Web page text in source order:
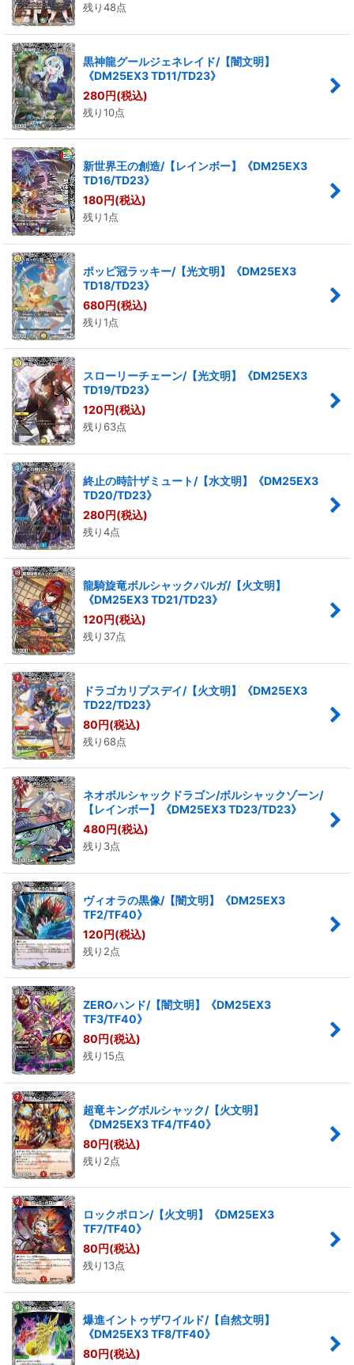
残り48点
黒神龍グールジェネレイド/【闇文明】
《DM25EX3 TD11/TD23》
280円(税込)
残り10点
新世界王の創造/【レインボー】《DM25EX3
TD16/TD23》
180円(税込)
残り1点
ポッピ冠ラッキー/【光文明】《DM25EX3
TD18/TD23》
680円(税込)
残り1点
スローリーチェーン/【光文明】《DM25EX3
TD19/TD23》
120円(税込)
残り63点
終止の時計ザミュート/【水文明】《DM25EX3
TD20/TD23》
280円(税込)
残り4点
龍騎旋竜ボルシャックバルガ/【火文明】
《DM25EX3 TD21/TD23》
120円(税込)
残り37点
ドラゴカリプスデイ/【火文明】《DM25EX3
TD22/TD23》
80円(税込)
残り68点
ネオボルシャックドラゴン/ボルシャックゾーン/
【レインボー】《DM25EX3 TD23/TD23》
480円(税込)
残り3点
ヴィオラの黒像/【闇文明】《DM25EX3
TF2/TF40》
120円(税込)
残り2点
ZEROハンド/【闇文明】《DM25EX3
TF3/TF40》
80円(税込)
残り15点
超竜キングボルシャック/【火文明】
《DM25EX3 TF4/TF40》
80円(税込)
残り2点
ロックポロン/【火文明】《DM25EX3
TF7/TF40》
80円(税込)
残り13点
爆進イントゥザワイルド/【自然文明】
《DM25EX3 TF8/TF40》
80円(税込)